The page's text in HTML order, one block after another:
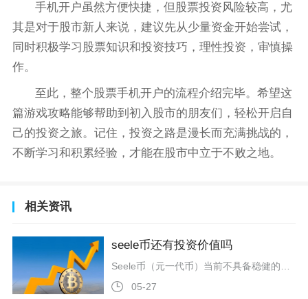
手机开户虽然方便快捷，但股票投资风险较高，尤
其是对于股市新人来说，建议先从少量资金开始尝试，
同时积极学习股票知识和投资技巧，理性投资，审慎操
作。
至此，整个股票手机开户的流程介绍完毕。希望这
篇游戏攻略能够帮助到初入股市的朋友们，轻松开启自
己的投资之旅。记住，投资之路是漫长而充满挑战的，
不断学习和积累经验，才能在股市中立于不败之地。
相关资讯
seele币还有投资价值吗
Seele币（元一代币）当前不具备稳健的投资价值，仅适合极少数高风险偏好的投机者轻仓博弈，普通投资者应远离。项目技术早期有亮点，但近年生态停滞、流动性枯竭、代币经济失衡，基本面缺乏支撑，价格长期归零边缘徘徊，风险远大于潜在收益。Seele项目2018年启动，主打“神经网络共识算法”与“异构森林”跨链架构，曾被称为“区块链4.0”，主网2019年上线，宣称TPS可达2000，理论上解决早期公链性能瓶颈。但技术落地严重不及预期，所谓神经共识未被大规模商用验证，后期转向DPoS的S
05-27